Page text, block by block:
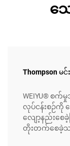
သ
Thompson မင်း
WEIYU®
လုပ်ငန်းစဉ်ကို
လျော့နည်းစေ
တိုးတက်စေခဲ့သ